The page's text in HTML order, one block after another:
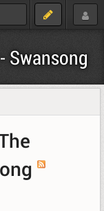
Swansong